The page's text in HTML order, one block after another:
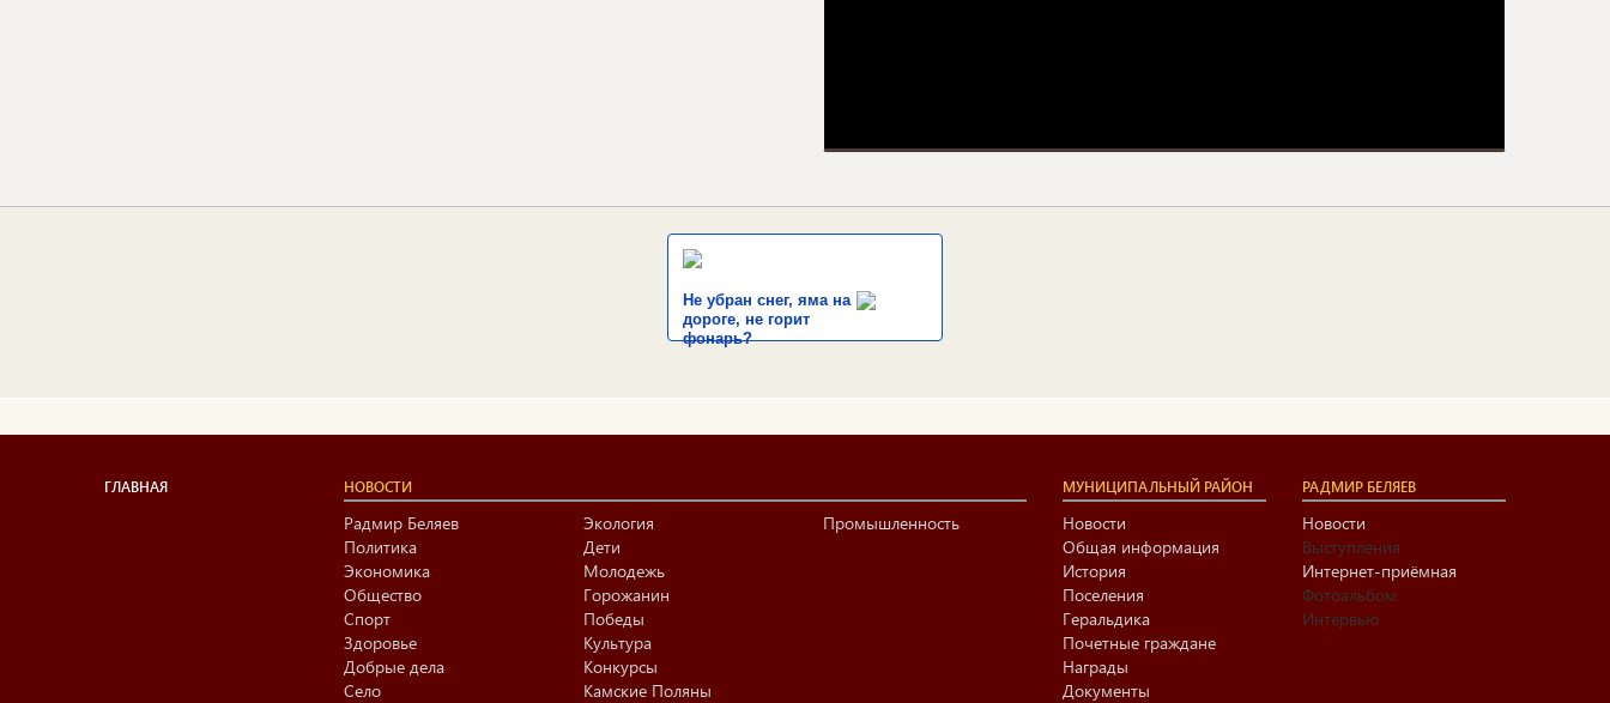
Не убран снег, яма на
дороге, не горит
фонарь?
ГЛАВНАЯ НОВОСТИ
Радмир Беляев
Политика
Экономика
Общество
Спорт
Здоровье
Добрые дела
Село
Экология
Дети
Молодежь
Горожанин
Победы
Культура
Конкурсы
Камские Поляны
Промышленность
МУНИЦИПАЛЬНЫЙ РАЙОН
Новости
Общая информация
История
Поселения
Геральдика
Почетные граждане
Награды
Документы
РАДМИР БЕЛЯЕВ
Новости
Выступления
Интернет-приёмная
Фотоальбом
Интервью